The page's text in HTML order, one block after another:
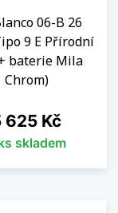
06-B 26
9 E Přírodní
baterie Mila
Chrom)
625 Kč
skladem